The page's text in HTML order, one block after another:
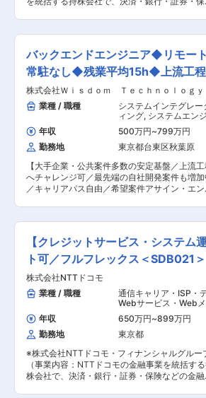
術発表会を年2回実施しているため、更なるス
ルアップを目指している方には最適な環境に
種基幹業務システムの開発から稼働後の保守
用まで、一貫したサービスを提供しております
変更の範囲：会社の定める業務
です。成長に合わせて新しいものを生み出す企
力、人を動かすプレゼン力、リーダー・マネ
「A-LABO」はカフェのような落ち着いた空間
計で、自習の場として自由に利用しているエン
ニアも多数。今後もさらに充実させていく方
■当社について： 当社は航空宇宙、自動車、電
電子通信、IT情報、エネルギー分野などの業界
300社の大手メーカーに技術を提供。まだ世に
ていない新製品の開発など様々なプロジェク
参画し、創業から60年日本のモノづくりを支え
けています。試作〜資材調達〜開発設計〜製造
（自社工場）とワンストップでお客様のご要望
対応できることが最大の強み。また、夕方街に
れる「夕焼け小焼け」の防災無線用のアンプは
国約40,000箇所に設置された自社製品です。今
入。あなたの可能性を広げ大きく羽ばたく舞
ご用意し、あなたの「“やりたい”に就ける」を
ビスのITサービスマネジメントに関する下記業
・継続的なサービス運用及び品質改善を行う
ームの検討・構築 ・効率的なサービス運用に
た標準化検討・適用の推進 ・サービス運用（
管理、問題管理、インシデント管理等） ・金融
済サービスにおける横断的な開発プロセス、ル
ルの整備と実行支援 ・部門横断的な品質向上
けたITサービスマネジメント ・運用統制、品
理 ・管理職としてのチームマネジメント、メン
ー育成※評価等は含まない ■職務の魅力： ・国内
でも最大規模のユーザーを有するドコモの金融
ービスの開発戦略またはITサービスマネジメン
に携わることで金融領域に求められる業務知識
（各種準拠法令、本人確認技術、システム/セキ
リティリスクへの対応等）スキルを伸ばすこと
できます。 ・交渉力や調整能力、マネジメン
ビスのITガバナンスに関する実務経験ができま
す。 ・ガバナンス/リスク管理/コンプライアン
に関する専門性が身につきます。 ■配属先組織の
特徴： 魅力あるプロダクトを顧客の期待にアジ
ティ高く、高品質で創出し、最高の顧客価値を
現する。 ■組織構成： 担当部長2名、担当課長4
名、主査4名、勤務4名 ※兼務社員含む ■働く環
境 ・フレックス制度（コアタイムレス）、1時間
単位で取得できる有給休暇などにより、柔軟に
くことができます。 ・オンラインツールを活用
たコミュニケーションにより、チーム全員が在
勤務でも稼働できる体制が整っています。 d払
い、dカード関連担当と兼務していただく場合が
バックエンドエンジニア◆リモー
常駐なし◆残業平均15h◆上流工程
プ可
株式会社Ｗｉｓｄｏｍ Ｔｅｃｈｎｏｌｏｇｙ
業種 / 職種
システムインテグレー
ィング, システムエン
オープン系・パッケー
ムエンジニア（汎用機
年収 500万円~799万円
勤務地
東京都台東区秋葉原
【大手企業・公共案件多数の安定基盤／上流工
へチャレンジ可／最先端の自社開発案件も増加
／キャリアパス自由／希望案件アサイン・エン
ど豊富な実績を持つ当社にて、エンジニアと
開発プロジェクトに参画いただきます。チーム
制で案件に携わるため、一人常駐はなく、安
て業務に取り組める環境です。 まずはプログラ
の製造やテスト、評価検証などからスタートし
先輩社員のフォローを受けながら段階的にスキ
アップしていただきます。 将来的にはご志向
じて設計や上流工程へのチャレンジも可能で
■業務詳細 （1）ソフトウェア開発 ・ECパッケ
ジのカスタマイズ ・Java/ASPによる開発 ・業
アプリケーションの設計およびプログラム開発
ソフトの稼働テスト、評価検証 ・ドキュメント
成 （2）オープン系ソフトウェア開発 ・VB／
による業務 ・業務アプリケーション設計 ・プ
グラム開発 ■プロジェクト実績 （1）金融 ◇メガ
バンク：勘定系、外為、与信など ◇ネット銀
【クレジットサービス・システム
ト可／フルフレックス＜SDB021＞
株式会社NTTドコモ
業種 / 職種
通信キャリア・ISP・
Webサービス・Webメ
ポータル・ソーシャル）
ジニア（Web・オープ
ジ開発） システムエン
年収 650万円~899万円
勤務地
東京都
※株式会社NTTドコモ・フィナンシャルグルー
（事業内容：NTTドコモの金融事業を統括す
株会社で、決済・銀行・証券・保険などの金融